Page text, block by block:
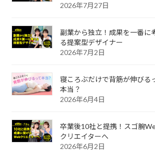
2026年7月27日
副業から独立！成果を一番に
る提案型デザイナー
2026年7月2日
寝ころぶだけで背筋が伸びる
本当？
2026年6月4日
卒業後10社と提携！スゴ腕
クリエイターへ
2026年6月2日